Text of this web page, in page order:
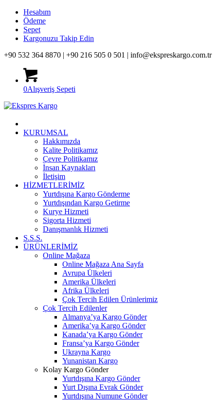
Hesabım
Ödeme
Sepet
Kargonuzu Takip Edin
+90 532 364 8870 | +90 216 505 0 501 | info@ekspreskargo.com.tr
0Alışveriş Sepeti
KURUMSAL
Hakkımızda
Kalite Politikamız
Çevre Politikamız
İnsan Kaynakları
İletişim
HİZMETLERİMİZ
Yurtdışına Kargo Gönderme
Yurtdışından Kargo Getirme
Kurye Hizmeti
Sigorta Hizmeti
Danışmanlık Hizmeti
S.S.S.
ÜRÜNLERİMİZ
Online Mağaza
Online Mağaza Ana Sayfa
Avrupa Ülkeleri
Amerika Ülkeleri
Afrika Ülkeleri
Çok Tercih Edilen Ürünlerimiz
Çok Tercih Edilenler
Almanya’ya Kargo Gönder
Amerika’ya Kargo Gönder
Kanada’ya Kargo Gönder
Fransa’ya Kargo Gönder
Ukrayna Kargo
Yunanistan Kargo
Kolay Kargo Gönder
Yurtdışına Kargo Gönder
Yurt Dışına Evrak Gönder
Yurtdışına Numune Gönder